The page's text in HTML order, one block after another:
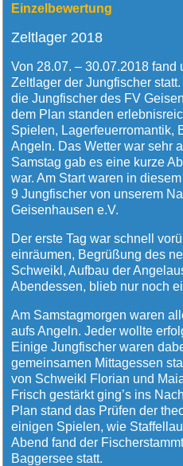
Einzelbewertung
Zeltlager 2018
Von 28.07. – 30.07.2018
Zeltlager der Jungfischer
die Jungfischer des FV
dem Plan standen
Spielen, Lagerfeuerromantik,
Angeln. Das Wetter war sehr
Samstag gab es eine kurze
war. Am Start waren in
9 Jungfischer von unserem
Geisenhausen e.V.
Der erste Tag war schnell
einräumen, Begrüßung des
Schweikl, Aufbau der
Abendessen, blieb nur noch
Am Samstagmorgen waren
aufs Angeln. Jeder wollte
Einige Jungfischer waren
gemeinsamen Mittagessen
von Schweikl Florian und
Frisch gestärkt ging’s ins
Plan stand das Prüfen der
einigen Spielen, wie
Abend fand der
Baggersee statt.